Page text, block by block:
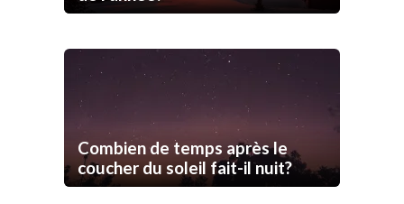
Combien de temps après le
coucher du soleil fait-il nuit?